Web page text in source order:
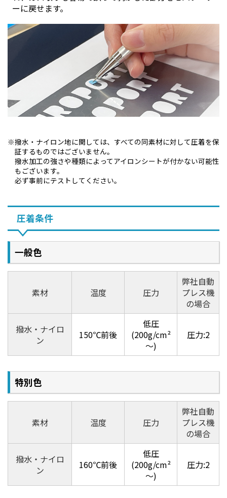
ーに戻せます。
撥水・ナイロン地に関しては、すべての同素材に対して圧着を保
証するものではございません。
撥水加工の強さや種類によってアイロンシートが付かない可能性
もございます。
必ず事前にテストしてください。
圧着条件
一般色
素材 温度 圧力
弊社自動
プレス機
の場合
撥水・ナイロ
ン
150℃前後
低圧
(200g/cm²
～)
圧力:2
特別色
素材 温度 圧力
弊社自動
プレス機
の場合
撥水・ナイロ
ン
160℃前後
低圧
(200g/cm²
～)
圧力:2